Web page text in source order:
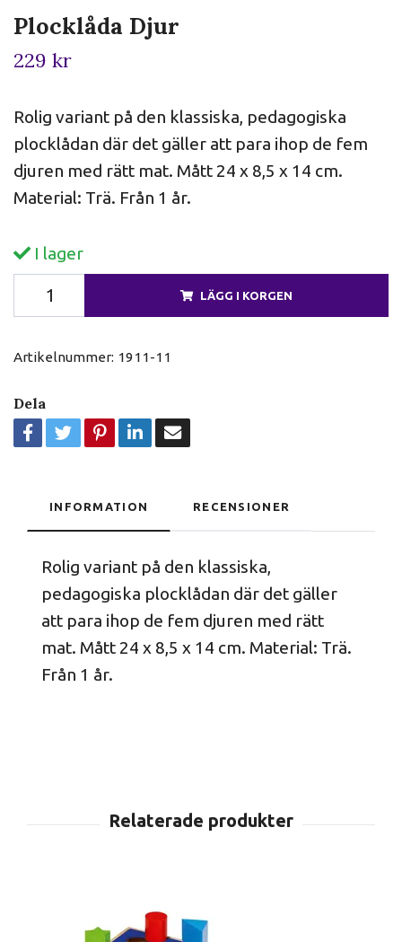
Plocklåda Djur
229 kr
Rolig variant på den klassiska, pedagogiska
plocklådan där det gäller att para ihop de fem
djuren med rätt mat. Mått 24 x 8,5 x 14 cm.
Material: Trä. Från 1 år.
I lager
LÄGG I KORGEN
Artikelnummer: 1911-11
Dela
INFORMATION RECENSIONER
Rolig variant på den klassiska,
pedagogiska plocklådan där det gäller
att para ihop de fem djuren med rätt
mat. Mått 24 x 8,5 x 14 cm. Material: Trä.
Från 1 år.